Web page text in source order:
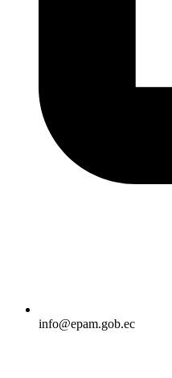
info@epam.gob.ec